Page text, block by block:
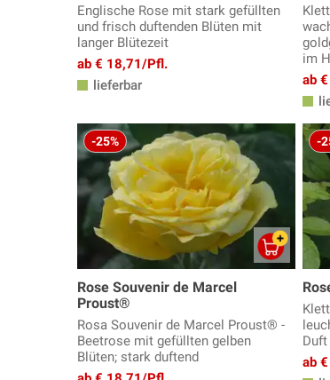
Englische Rose mit stark gefüllten
und frisch duftenden Blüten mit
langer Blütezeit
ab € 18,71/Pfl.
lieferbar
im
ab
-25%
Rose Souvenir de Marcel
Proust®
Rosa Souvenir de Marcel Proust® -
Beetrose mit gefüllten gelben
Blüten; stark duftend
-
Duft
ab